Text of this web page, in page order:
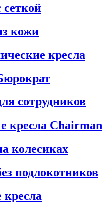
сеткой
кожи
кресла
сотрудников
кресла Chairman
колесиках
подлокотников